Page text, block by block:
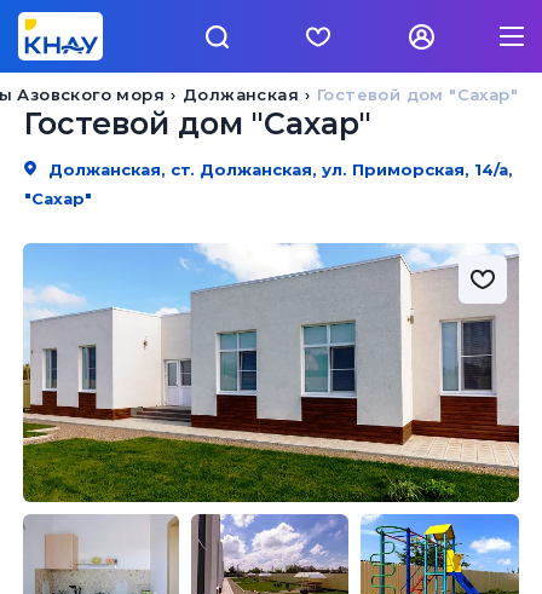
Гостевой дом "Сахар"
Должанская
Азовского моря
Гостевой дом "Сахар"
Должанская, ст. Должанская, ул. Приморская, 14/а,
"Сахар"